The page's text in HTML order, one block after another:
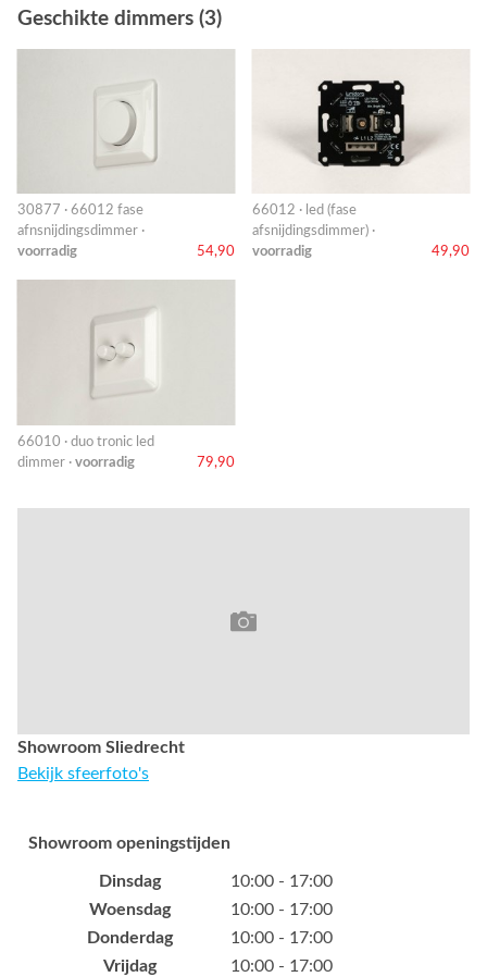
Geschikte dimmers (3)
30877 · 66012 fase
afnsnijdingsdimmer ·
voorradig
54,90
66012 · led (fase
afsnijdingsdimmer) ·
voorradig
49,90
66010 · duo tronic led
dimmer · voorradig 79,90
Showroom Sliedrecht
Bekijk sfeerfoto's
Showroom openingstijden
Dinsdag
10:00 - 17:00
Woensdag
10:00 - 17:00
Donderdag
10:00 - 17:00
Vrijdag
10:00 - 17:00